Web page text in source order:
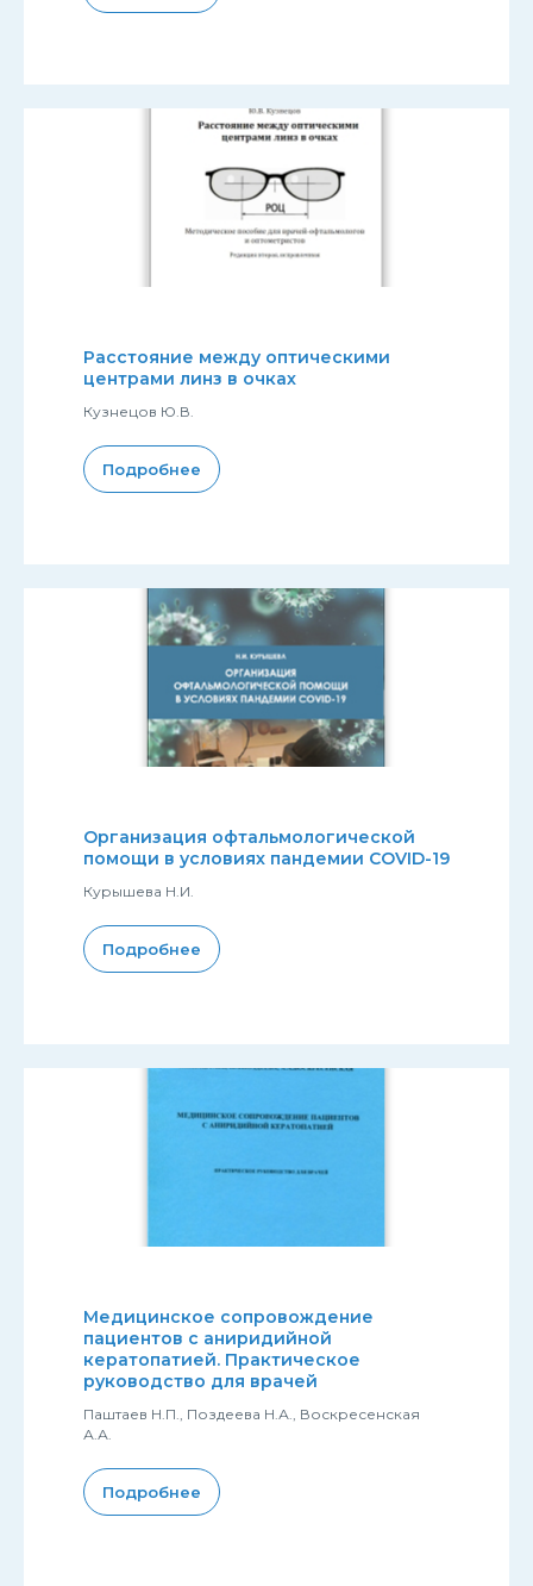
Расстояние между оптическими
центрами линз в очках
Кузнецов Ю.В.
Подробнее
Организация офтальмологической
помощи в условиях пандемии COVID-19
Курышева Н.И.
Подробнее
Медицинское сопровождение
пациентов с аниридийной
кератопатией. Практическое
руководство для врачей
Паштаев Н.П., Поздеева Н.А., Воскресенская
А.А.
Подробнее